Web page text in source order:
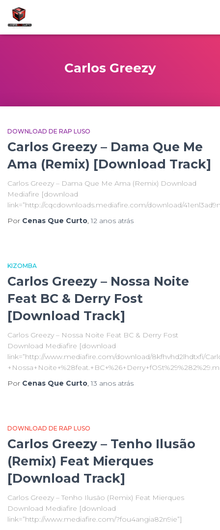
Carlos Greezy
DOWNLOAD DE RAP LUSO
Carlos Greezy – Dama Que Me
Ama (Remix) [Download Track]
Carlos Greezy – Dama Que Me Ama (Remix) Download
Mediafire [download
link=”http://cqcdownloads.mediafire.com/download/
Por Cenas Que Curto,12 anos atrás
KIZOMBA
Carlos Greezy – Nossa Noite
Feat BC & Derry Fost
[Download Track]
Carlos Greezy – Nossa Noite Feat BC & Derry Fost
Download Mediafire [download
link=”http://www.mediafire.com/download/8kfhvhd2lhdtxfi/
Por Cenas Que Curto,13 anos atrás
DOWNLOAD DE RAP LUSO
Carlos Greezy – Tenho Ilusão
(Remix) Feat Mierques
[Download Track]
Carlos Greezy – Tenho Ilusão (Remix) Feat Mierques
Download Mediafire [download
link=”http://www.mediafire.com/?fou4angia82n9ie”]